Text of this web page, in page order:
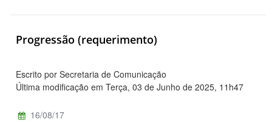
Progressão (requerimento)
Escrito por Secretaria de Comunicação
Última modificação em Terça, 03 de Junho de 2025, 11h47
16/08/17